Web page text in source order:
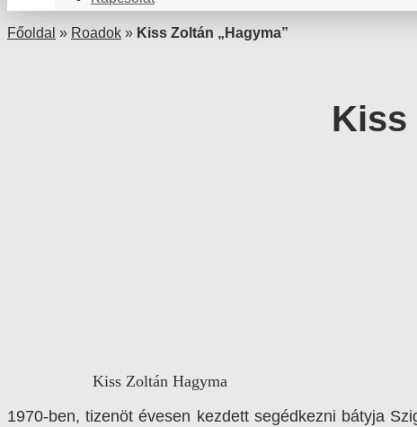
Főoldal » Roadok » Kiss Zoltán „Hagyma”
Kiss
Kiss Zoltán Hagyma
1970-ben, tizenöt évesen kezdett segédkezni bátyja